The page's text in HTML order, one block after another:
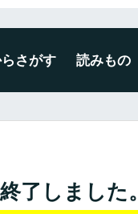
さがす 読みもの
了しました。